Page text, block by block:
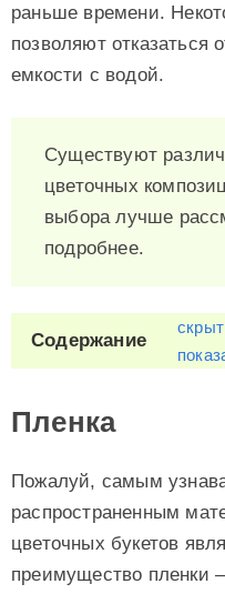
раньше времени.
позволяют отказаться
емкости с водой.
Существуют
цветочных
выбора лучше
подробнее.
Содержание
Пленка
Пожалуй, самым
распространенным
цветочных букетов
преимущество пленки